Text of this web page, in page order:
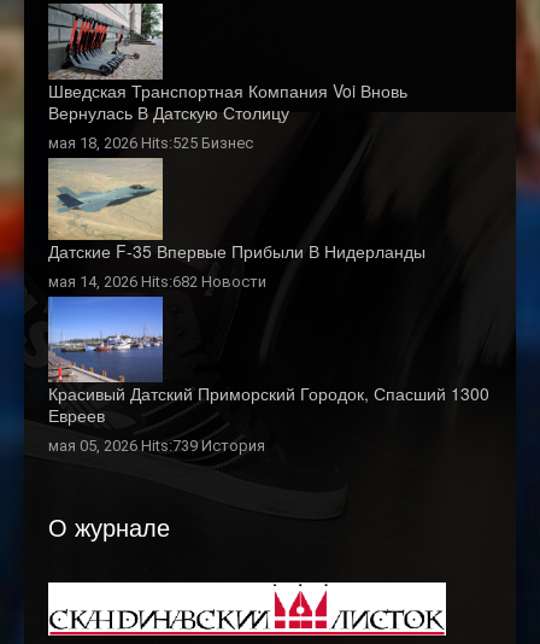
Шведская Транспортная Компания Voi Вновь
Вернулась В Датскую Столицу
мая 18, 2026 Hits:525 Бизнес
Датские F-35 Впервые Прибыли В Нидерланды
мая 14, 2026 Hits:682 Новости
Красивый Датский Приморский Городок, Спасший 1300
Евреев
мая 05, 2026 Hits:739История
О журнале